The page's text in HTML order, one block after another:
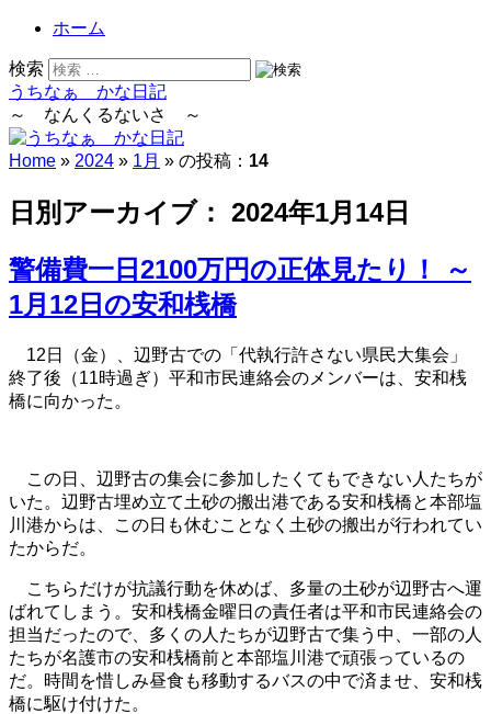
ホーム
検索
うちなぁ かな日記
～ なんくるないさ ～
Home » 2024 » 1月 » の投稿： 14
日別アーカイブ： 2024年1月14日
警備費一日2100万円の正体見たり！ ～
1月12日の安和桟橋
12日（金）、辺野古での「代執行許さない県民大集会」
終了後（11時過ぎ）平和市民連絡会のメンバーは、安和桟
橋に向かった。
この日、辺野古の集会に参加したくてもできない人たちが
いた。辺野古埋め立て土砂の搬出港である安和桟橋と本部塩
川港からは、この日も休むことなく土砂の搬出が行われてい
たからだ。
こちらだけが抗議行動を休めば、多量の土砂が辺野古へ運
ばれてしまう。安和桟橋金曜日の責任者は平和市民連絡会の
担当だったので、多くの人たちが辺野古で集う中、一部の人
たちが名護市の安和桟橋前と本部塩川港で頑張っているの
だ。時間を惜しみ昼食も移動するバスの中で済ませ、安和桟
橋に駆け付けた。